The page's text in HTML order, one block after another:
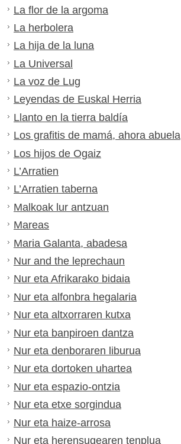
La flor de la argoma
La herbolera
La hija de la luna
La Universal
La voz de Lug
Leyendas de Euskal Herria
Llanto en la tierra baldía
Los grafitis de mamá, ahora abuela
Los hijos de Ogaiz
L’Arratien
L’Arratien taberna
Malkoak lur antzuan
Mareas
Maria Galanta, abadesa
Nur and the leprechaun
Nur eta Afrikarako bidaia
Nur eta alfonbra hegalaria
Nur eta altxorraren kutxa
Nur eta banpiroen dantza
Nur eta denboraren liburua
Nur eta dortoken uhartea
Nur eta espazio-ontzia
Nur eta etxe sorgindua
Nur eta haize-arrosa
Nur eta herensugearen tenplua